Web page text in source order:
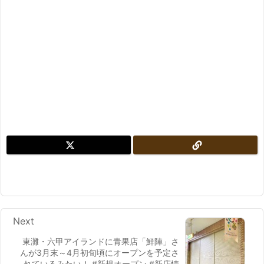
東灘・六甲アイランドに青果店「鮮陣」さ
んが3月末～4月初旬頃にオープンを予定さ
Next